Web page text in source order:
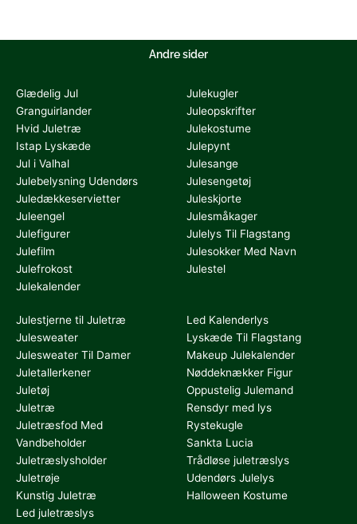
Andre sider
Glædelig Jul
Granguirlander
Hvid Juletræ
Istap Lyskæde
Jul i Valhal
Julebelysning Udendørs
Juledækkeservietter
Juleengel
Julefigurer
Julefilm
Julefrokost
Julekalender
Julekugler
Juleopskrifter
Julekostume
Julepynt
Julesange
Julesengetøj
Juleskjorte
Julesmåkager
Julelys Til Flagstang
Julesokker Med Navn
Julestel
Julestjerne til Juletræ
Julesweater
Julesweater Til Damer
Juletallerkener
Juletøj
Juletræ
Juletræsfod Med
Vandbeholder
Juletræslysholder
Juletrøje
Kunstig Juletræ
Led juletræslys
Led Kalenderlys
Lyskæde Til Flagstang
Makeup Julekalender
Nøddeknækker Figur
Oppustelig Julemand
Rensdyr med lys
Rystekugle
Sankta Lucia
Trådløse juletræslys
Udendørs Julelys
Halloween Kostume